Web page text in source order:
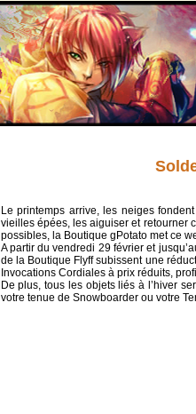
Le printemps arrive, les neiges
vieilles épées, les aiguiser et retourner
possibles, la Boutique gPotato met ce
A partir du vendredi 29 février et
de la Boutique Flyff subissent une
Invocations Cordiales à prix réduits,
De plus, tous les objets liés à l’hiver
votre tenue de Snowboarder ou votre